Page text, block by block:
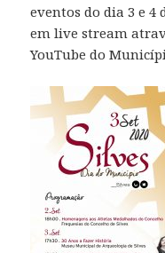
eventos do dia 3 e
em live stream
YouTube do